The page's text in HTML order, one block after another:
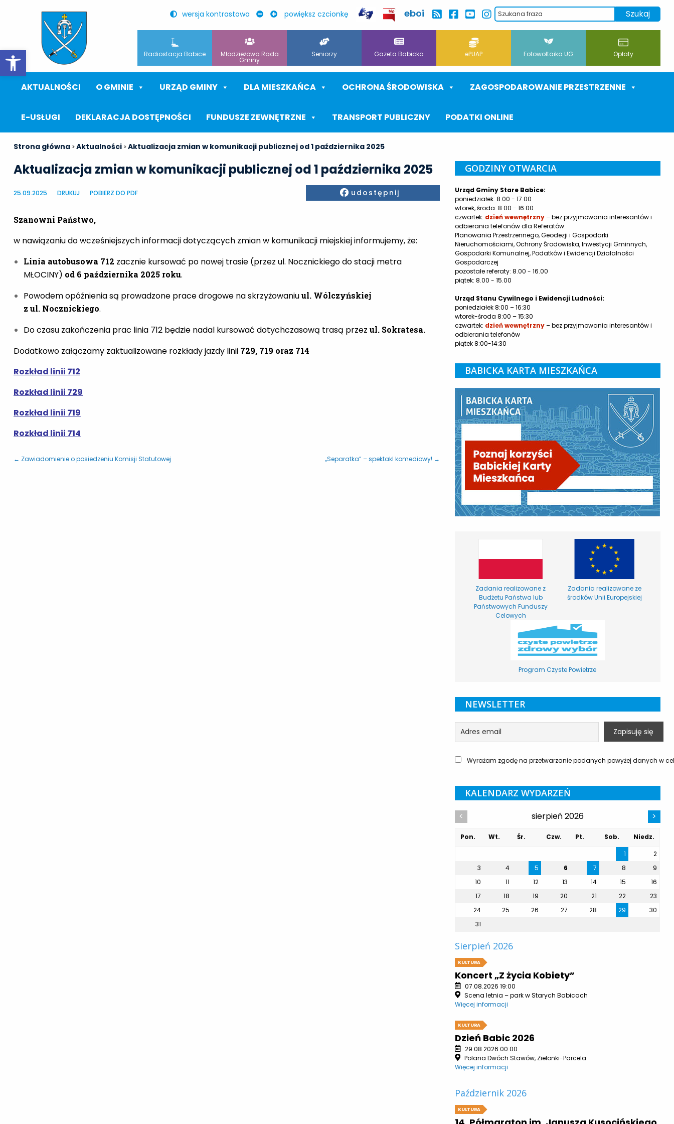
Otwórz pasek narzędzi
wersja kontrastowa powiększ czcionkę eboi
Radiostacja Babice Młodzieżowa Rada
Gminy
Seniorzy Gazeta Babicka ePUAP Fotowoltaika UG Opłaty
AKTUALNOŚCI O GMINIE URZĄD GMINY DLA MIESZKAŃCA OCHRONA ŚRODOWISKA ZAGOSPODAROWANIE PRZESTRZENNE
E-USŁUGI DEKLARACJA DOSTĘPNOŚCI FUNDUSZE ZEWNĘTRZNE TRANSPORT PUBLICZNY PODATKI ONLINE
Strona główna >Aktualności >Aktualizacja zmian w komunikacji publicznej od 1 października 2025
Aktualizacja zmian w komunikacji publicznej od 1 października 2025
25.09.2025 DRUKUJ POBIERZ DO PDF Facebook
udostępnij
Szanowni Państwo,
w nawiązaniu do wcześniejszych informacji dotyczących zmian w komunikacji miejskiej informujemy, że:
Linia autobusowa 712 zacznie kursować po nowej trasie (przez ul. Nocznickiego do stacji metra
MŁOCINY) od 6 października 2025 roku.
Powodem opóźnienia są prowadzone prace drogowe na skrzyżowaniuul. Wólczyńskiej
z ul. Nocznickiego.
Do czasu zakończenia prac linia 712 będzie nadal kursować dotychczasową trasą przez ul. Sokratesa.
Dodatkowo załączamy zaktualizowane rozkłady jazdy linii 729, 719 oraz 714
Rozkład linii 712
Rozkład linii 729
Rozkład linii 719
Rozkład linii 714
← Zawiadomienie o posiedzeniu Komisji Statutowej „Separatka” – spektakl komediowy! →
GODZINY OTWARCIA
Urząd Gminy Stare Babice:
poniedziałek: 8.00 - 17.00
wtorek, środa: 8.00 - 16.00
czwartek: dzień wewnętrzny– bez przyjmowania interesantów i
odbierania telefonów dla Referatów:
Planowania Przestrzennego, Geodezji i Gospodarki
Nieruchomościami, Ochrony Środowiska, Inwestycji Gminnych,
Gospodarki Komunalnej, Podatków i Ewidencji Działalności
Gospodarczej
pozostałe referaty: 8.00 - 16.00
piątek: 8.00 - 15.00
Urząd Stanu Cywilnego i Ewidencji Ludności:
poniedziałek 8:00 – 16:30
wtorek-środa 8:00 – 15:30
czwartek: dzień wewnętrzny– bez przyjmowania interesantów i
odbierania telefonów
piątek 8:00-14:30
BABICKA KARTA MIESZKAŃCA
Zadania realizowane z
Budżetu Państwa lub
Państwowych Funduszy
Celowych
Zadania realizowane ze
środków Unii Europejskiej
Program Czyste Powietrze
NEWSLETTER
Wyrażam zgodę na przetwarzanie podanych powyżej danych w
KALENDARZ WYDARZEŃ
< sierpień 2026 >
Pon. Wt. Śr. Czw. Pt. Sob.
Niedz.
1
2
3
4 5 6 7 8
9
10
11 12 13 14 15
16
17
18 19 20 21 22
23
24
25 26 27 28 29
30
31
Sierpień 2026
KULTURA
Koncert „Z życia Kobiety”
07.08.2026 19:00
Scena letnia – park w Starych Babicach
Więcej informacji
KULTURA
Dzień Babic 2026
29.08.2026 00:00
Polana Dwóch Stawów, Zielonki-Parcela
Więcej informacji
Październik 2026
KULTURA